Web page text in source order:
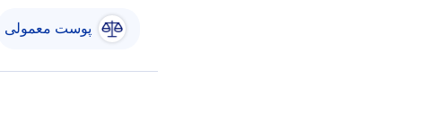
پوست معمولی